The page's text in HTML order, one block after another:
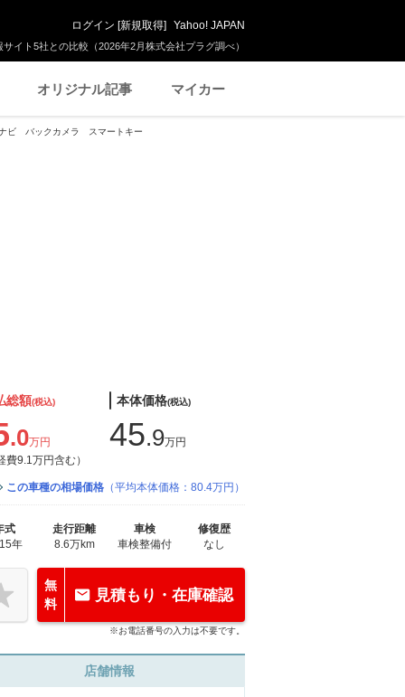
イト5社との比較（2026年2月株式会社プラグ調べ）
ログイン [新規取得] Yahoo! JAPAN
オリジナル記事 マイカー
ナビ バックカメラ スマートキー
総額(税込)
.0万円
費9.1万円含む）
本体価格(税込)
45.9万円
この車種の相場価格 （平均本体価格：80.4万円）
式
年
走行距離
8.6万km
車検
車検整備付
修復歴
なし
無
料
見積もり・在庫確認
※お電話番号の入力は不要です。
店舗情報